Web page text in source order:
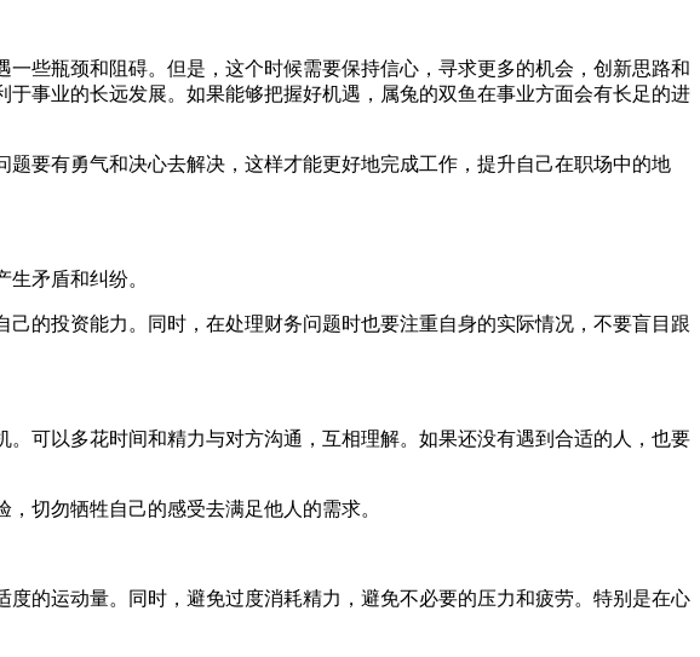
些瓶颈和阻碍。但是，这个时候需要保持信心，寻求更多的机会，创新思路和
事业的长远发展。如果能够把握好机遇，属兔的双鱼在事业方面会有长足的进
要有勇气和决心去解决，这样才能更好地完成工作，提升自己在职场中的地
矛盾和纠纷。
的投资能力。同时，在处理财务问题时也要注重自身的实际情况，不要盲目跟
可以多花时间和精力与对方沟通，互相理解。如果还没有遇到合适的人，也要
切勿牺牲自己的感受去满足他人的需求。
的运动量。同时，避免过度消耗精力，避免不必要的压力和疲劳。特别是在心